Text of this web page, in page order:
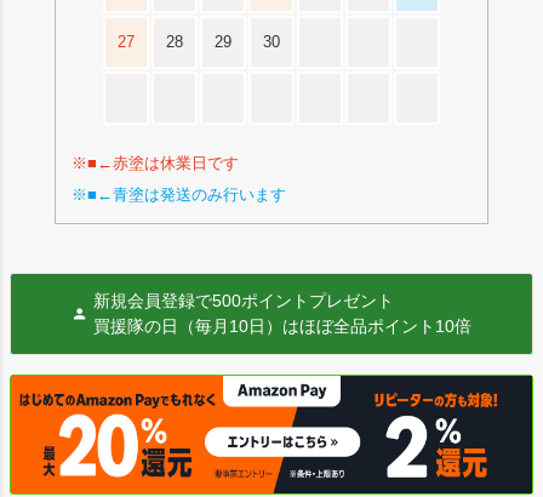
27 28 29 30
※■←赤塗は休業日です
※■←青塗は発送のみ行います
新規会員登録で500ポイントプレゼント
買援隊の日（毎月10日）はほぼ全品ポイント10倍